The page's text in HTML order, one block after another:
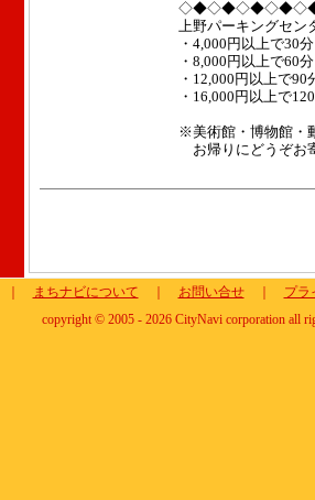
上野パーキングセン
・4,000円以上で30分
・8,000円以上で60分
・12,000円以上で90
・16,000円以上で
※美術館・博物館・
お帰りにどうぞお
まちナビについて お問い合せ｜
プラ
copyright © 2005 - 2026 CityNavi corporation all